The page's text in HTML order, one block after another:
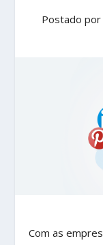
Postado por
Com as